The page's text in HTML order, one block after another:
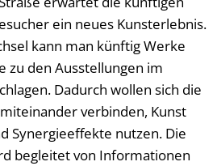
ein neues Kunsterlebnis.
kann man künftig Werke
zu den Ausstellungen im
Dadurch wollen sich die
verbinden, Kunst
Synergieeffekte nutzen. Die
begleitet von Informationen